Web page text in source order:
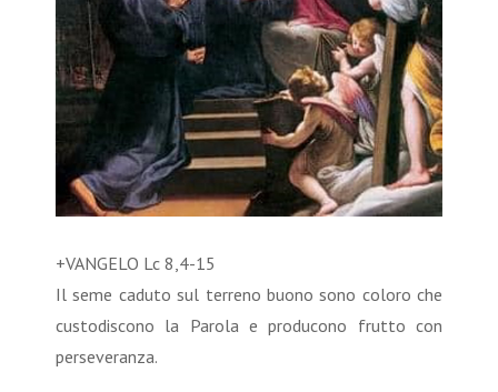
+VANGELO Lc 8,4-15
Il seme caduto sul terreno buono sono coloro che
custodiscono la Parola e producono frutto con
perseveranza.